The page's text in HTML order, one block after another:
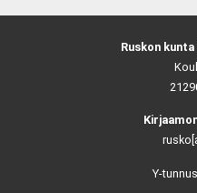
Ruskon
Y-